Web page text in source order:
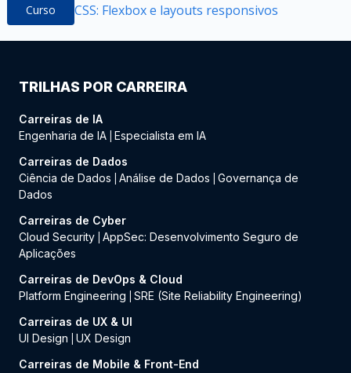
Curso CSS: Flexbox e layouts responsivos
TRILHAS POR CARREIRA
Carreiras de IA
Engenharia de IA Especialista em IA
Carreiras de Dados
Ciência de Dados
Análise de Dados
Governança de
Dados
Carreiras de Cyber
Cloud Security AppSec: Desenvolvimento Seguro de
Aplicações
Carreiras de DevOps & Cloud
Platform Engineering
SRE (Site Reliability Engineering)
Carreiras de UX & UI
UI Design
UX Design
Carreiras de Mobile & Front-End